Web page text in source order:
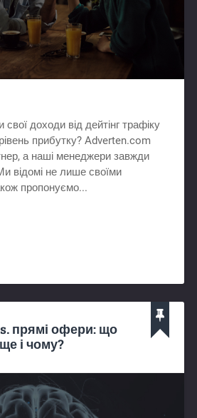
доходи від дейтінг трафіку
прибутку? Adverten.com
а наші менеджери завжди
відомі не лише своїми
пропонуємо...
прямі офери: що
і чому?